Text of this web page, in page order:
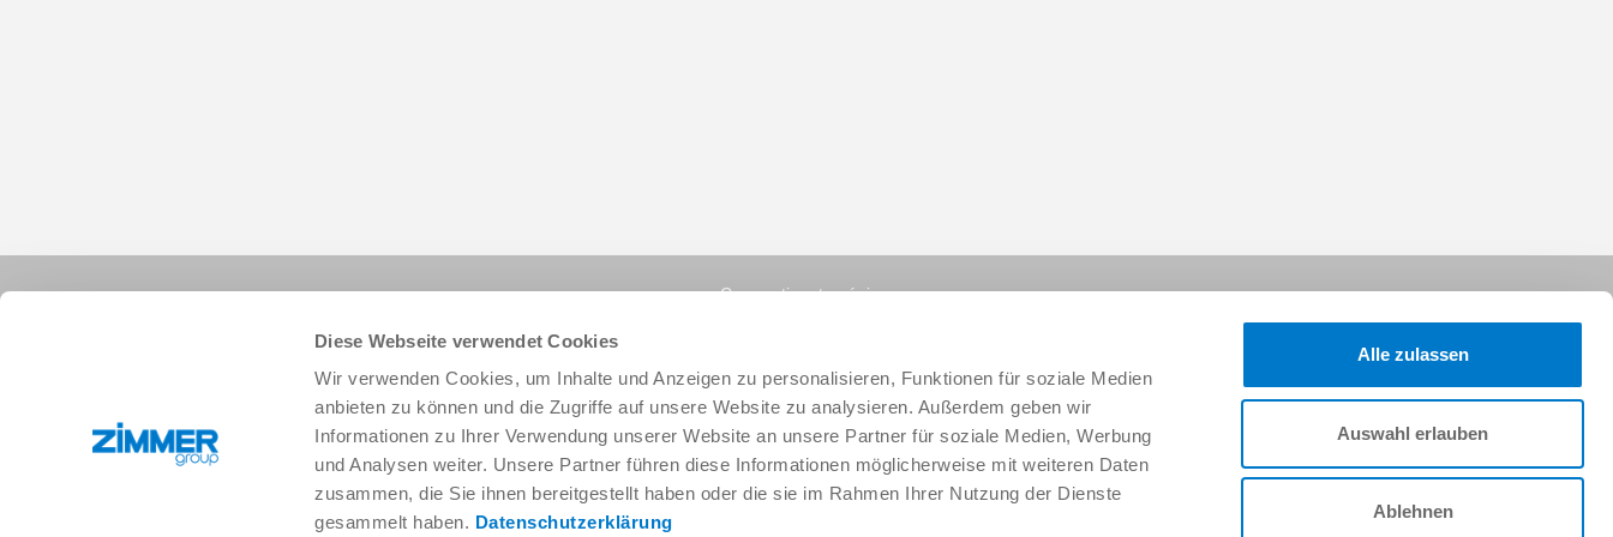
Diese Webseite verwendet Cookies
Wir verwenden Cookies, um Inhalte und Anzeigen zu personalisieren, Funktionen für soziale Medien
anbieten zu können und die Zugriffe auf unsere Website zu analysieren. Außerdem geben wir
Informationen zu Ihrer Verwendung unserer Website an unsere Partner für soziale Medien, Werbung
und Analysen weiter. Unsere Partner führen diese Informationen möglicherweise mit weiteren Daten
zusammen, die Sie ihnen bereitgestellt haben oder die sie im Rahmen Ihrer Nutzung der Dienste
gesammelt haben. Datenschutzerklärung
Alle zulassen
Auswahl erlauben
Ablehnen
Compartir esta página:
+34 91 882-2623 info.es@zimmer-group.com Síganos: